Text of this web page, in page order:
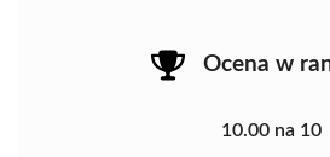
Ocena w
10.00 na 10